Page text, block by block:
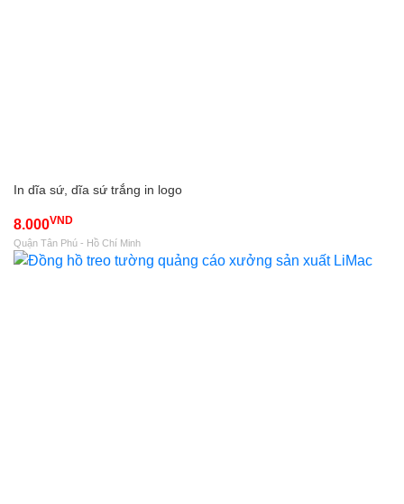
In dĩa sứ, dĩa sứ trắng in logo
8.000VND
Quận Tân Phú - Hồ Chí Minh